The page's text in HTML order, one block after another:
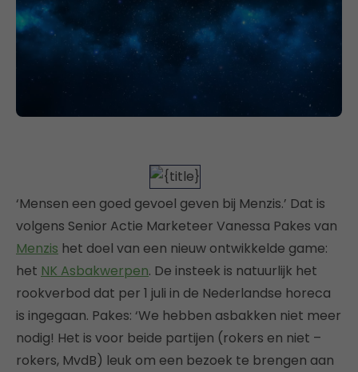
‘Mensen een goed gevoel geven bij Menzis.’ Dat is
volgens Senior Actie Marketeer Vanessa Pakes van
Menzis het doel van een nieuw ontwikkelde game:
het NK Asbakwerpen. De insteek is natuurlijk het
rookverbod dat per 1 juli in de Nederlandse horeca
is ingegaan. Pakes: ‘We hebben asbakken niet meer
nodig! Het is voor beide partijen (rokers en niet –
rokers, MvdB) leuk om een bezoek te brengen aan